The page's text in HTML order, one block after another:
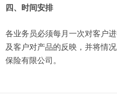
四、时间安排
各业务员必须每月一次对客户
及客户对产品的反映，并将情
保险有限公司。